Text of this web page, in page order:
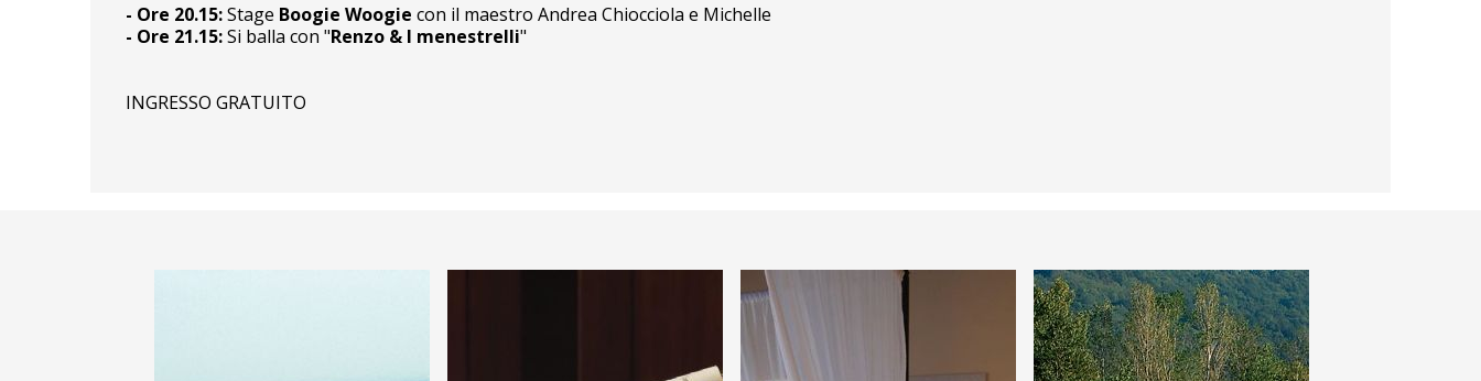
- Ore 20.15:Stage Boogie Woogie con il maestro Andrea Chiocciola e Michelle
- Ore 21.15:Si balla con "Renzo & I menestrelli"
INGRESSO GRATUITO